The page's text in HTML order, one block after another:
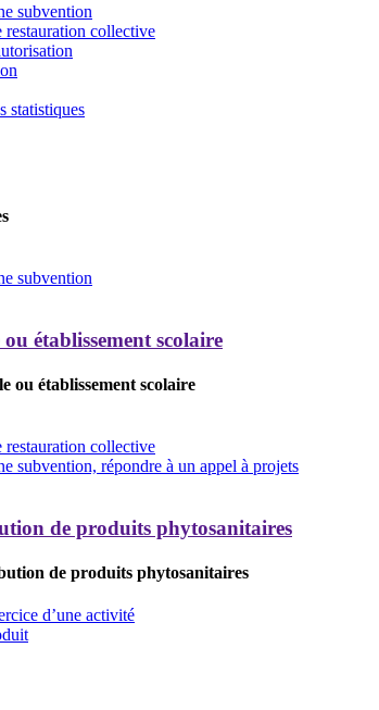
subvention
restauration collective
statistiques
subvention
établissement scolaire
ou établissement scolaire
restauration collective
subvention, répondre à un appel à projets
de produits phytosanitaires
de produits phytosanitaires
d’une activité